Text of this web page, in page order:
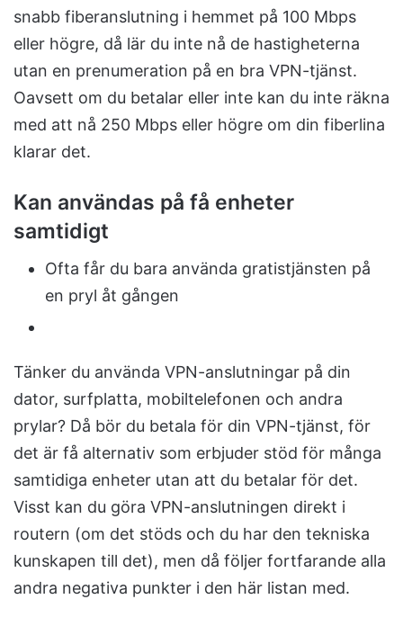
snabb fiberanslutning i hemmet på 100 Mbps
eller högre, då lär du inte nå de hastigheterna
utan en prenumeration på en bra VPN-tjänst.
Oavsett om du betalar eller inte kan du inte räkna
med att nå 250 Mbps eller högre om din fiberlina
klarar det.
Kan användas på få enheter
samtidigt
Ofta får du bara använda gratistjänsten på
en pryl åt gången
Tänker du använda VPN-anslutningar på din
dator, surfplatta, mobiltelefonen och andra
prylar? Då bör du betala för din VPN-tjänst, för
det är få alternativ som erbjuder stöd för många
samtidiga enheter utan att du betalar för det.
Visst kan du göra VPN-anslutningen direkt i
routern (om det stöds och du har den tekniska
kunskapen till det), men då följer fortfarande alla
andra negativa punkter i den här listan med.